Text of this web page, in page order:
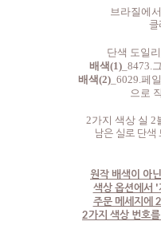
브라질에
클
단색 도일
배색(1)_8473.
배색(2)_ 6029.페
으로
2가지 색상 실 2
남은 실로 단색
원작 배색이 아
색상 옵션에서
주문 메세지에
2가지 색상 번호